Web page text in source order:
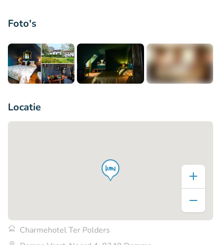
Foto's
Locatie
Charmehotel Ter Polders